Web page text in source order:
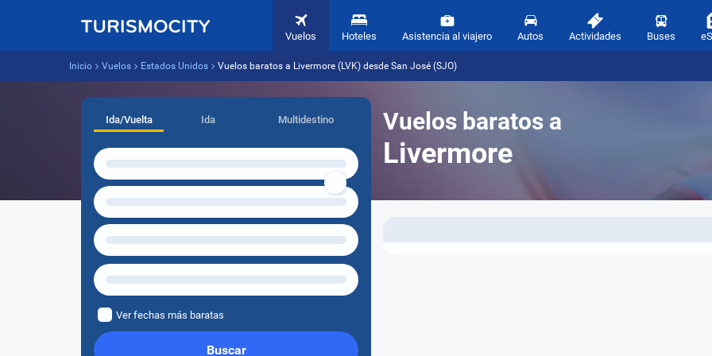
Vuelos Hoteles Asistencia al viajero Autos Actividades Buses
Inicio Vuelos Estados Unidos Vuelos baratos a Livermore (LVK) desde San José (SJO)
Vuelos baratos a
Livermore
Ida/Vuelta Ida Multidestino
Ver fechas más baratas
Buscar